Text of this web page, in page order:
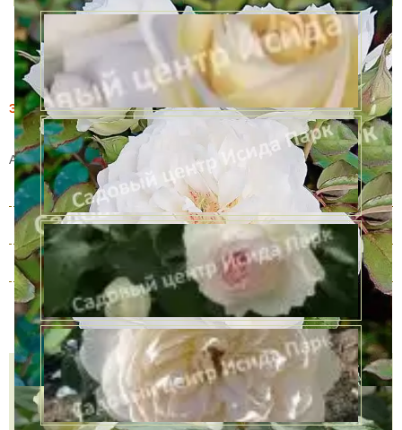
Этот товар купили 3 раз за месяц
Роза Болеро (Bolero)
Артикул:3301
2 года 602 руб.
В наличии
3 года 860 руб.
В наличии
4 года 1462 руб.
В наличии
Количество
КУПИТЬ В ОДИН КЛИК